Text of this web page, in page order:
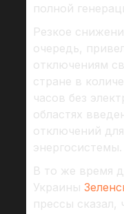
полной
Резкое
очередь,
отключениям
стране в
часов без
областях
отключений
энергосистемы.
В то же время
Украины
прессы сказал,